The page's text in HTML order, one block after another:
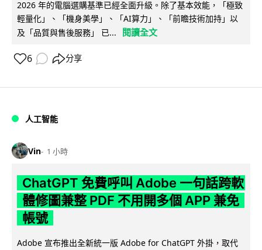
2026 年的電腦選購基準已經全面升級。除了基本效能，「極致
輕量化」、「機身美學」、「AI算力」、「前瞻技術加持」以
及「品質與售後服務」 已...
閱讀全文
6 分享
人工智能
Vin 1 小時
ChatGPT 免費呼叫 Adobe 一句話跨軟
體修圖兼整 PDF 不用開多個 APP 兼免
帳號
Adobe 宣布推出全新統一版 Adobe for ChatGPT 外掛，取代